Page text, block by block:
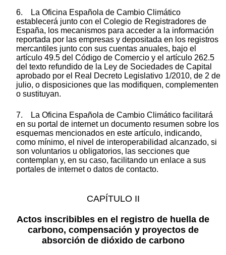
6. La Oficina Española de Cambio Climático
establecerá junto con el Colegio de Registradores de
España, los mecanismos para acceder a la información
reportada por las empresas y depositada en los registros
mercantiles junto con sus cuentas anuales, bajo el
artículo 49.5 del Código de Comercio y el artículo 262.5
del texto refundido de la Ley de Sociedades de Capital
aprobado por el Real Decreto Legislativo 1/2010, de 2 de
julio, o disposiciones que las modifiquen, complementen
o sustituyan.
7. La Oficina Española de Cambio Climático facilitará
en su portal de internet un documento resumen sobre los
esquemas mencionados en este artículo, indicando,
como mínimo, el nivel de interoperabilidad alcanzado, si
son voluntarios u obligatorios, las secciones que
contemplan y, en su caso, facilitando un enlace a sus
portales de internet o datos de contacto.
CAPÍTULO II
Actos inscribibles en el registro de huella de
carbono, compensación y proyectos de
absorción de dióxido de carbono